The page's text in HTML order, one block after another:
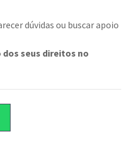
dúvidas ou buscar apoio
dos seus direitos no